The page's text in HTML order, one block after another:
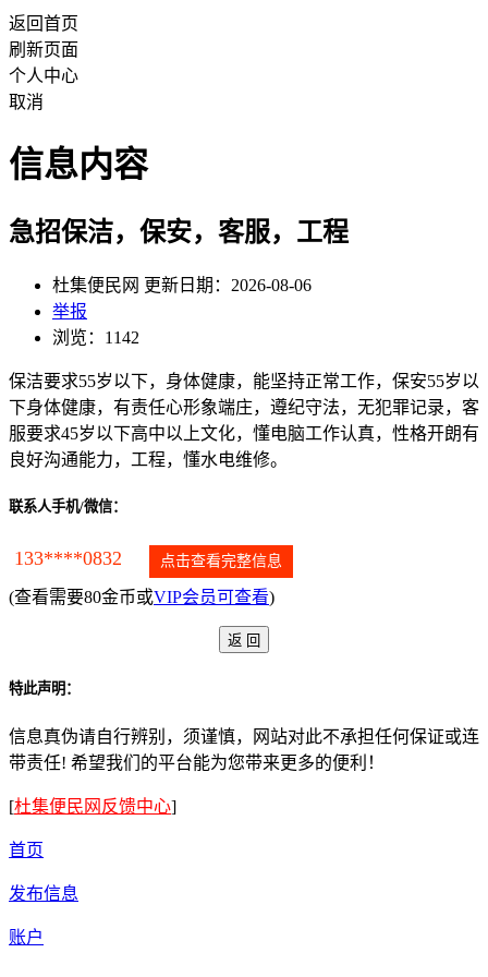
返回首页
刷新页面
个人中心
取消
信息内容
急招保洁，保安，客服，工程
杜集便民网 更新日期：2026-08-06
举报
浏览：1142
保洁要求55岁以下，身体健康，能坚持正常工作，保安55岁以
下身体健康，有责任心形象端庄，遵纪守法，无犯罪记录，客
服要求45岁以下高中以上文化，懂电脑工作认真，性格开朗有
良好沟通能力，工程，懂水电维修。
联系人手机/微信：
133****0832 点击查看完整信息
(查看需要80金币或VIP会员可查看)
特此声明：
信息真伪请自行辨别，须谨慎，网站对此不承担任何保证或连
带责任! 希望我们的平台能为您带来更多的便利！
[杜集便民网反馈中心]
首页
发布信息
账户